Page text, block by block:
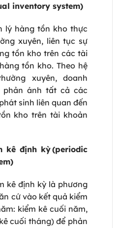
inventory system)
lý hàng tồn kho thực
xuyên, liên tục sự
tồn kho trên các tài
tồn kho. Theo hệ
xuyên, doanh
phản ánh tất cả các
sinh liên quan đến
kho trên tài khoản
kê định kỳ(periodic
kê định kỳ là phương
cứ vào kết quả kiểm
kiểm kê cuối năm,
cuối tháng) để phản